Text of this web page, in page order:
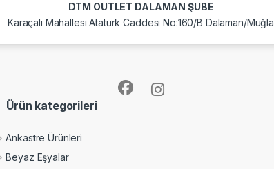
DTM OUTLET DALAMAN ŞUBE
Karaçalı Mahallesi Atatürk Caddesi No:160/B Dalaman/Muğla
Ürün kategorileri
Ankastre Ürünleri
Beyaz Eşyalar